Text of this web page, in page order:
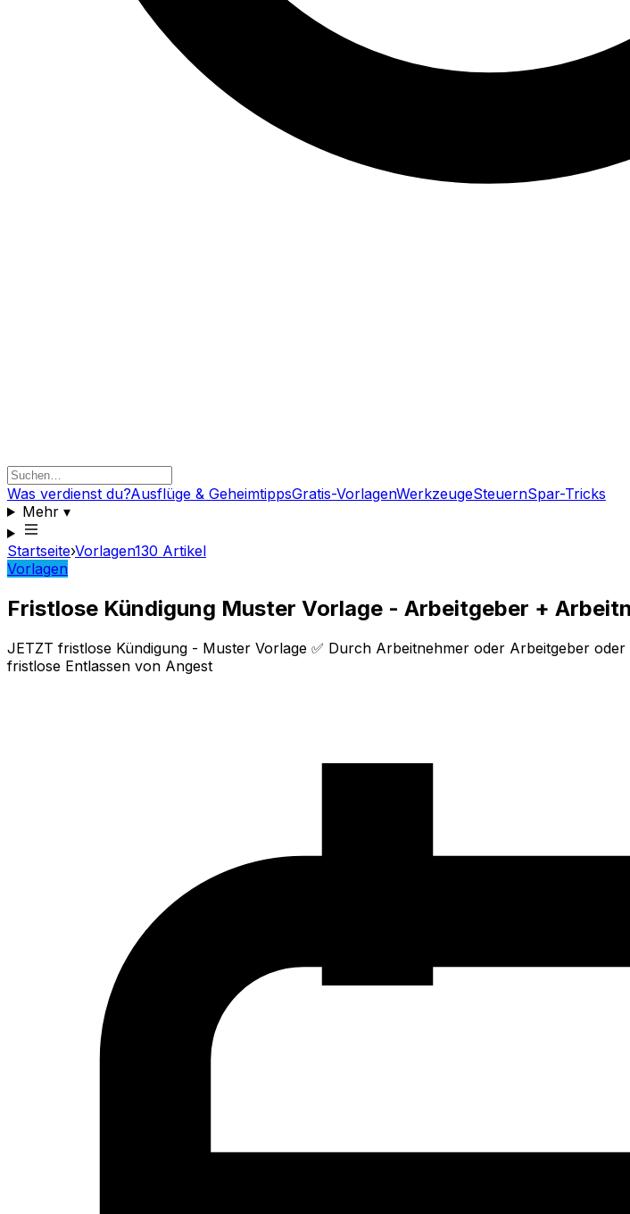
Was verdienst du?Ausflüge & GeheimtippsGratis-VorlagenWerkzeugeSteuernSpar-Tricks
Mehr▾
Startseite›Vorlagen130 Artikel
Vorlagen
Fristlose Kündigung Muster Vorlage - Arbeitgeber +
JETZT fristlose Kündigung - Muster Vorlage ✅ Durch Arbeitnehmer oder Arbeitgeber
fristlose Entlassen von Angest